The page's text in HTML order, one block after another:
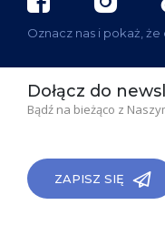
Oznacz nas i pokaż, że
Dołącz do
Bądź na bieżąco z
ZAPISZ SIĘ